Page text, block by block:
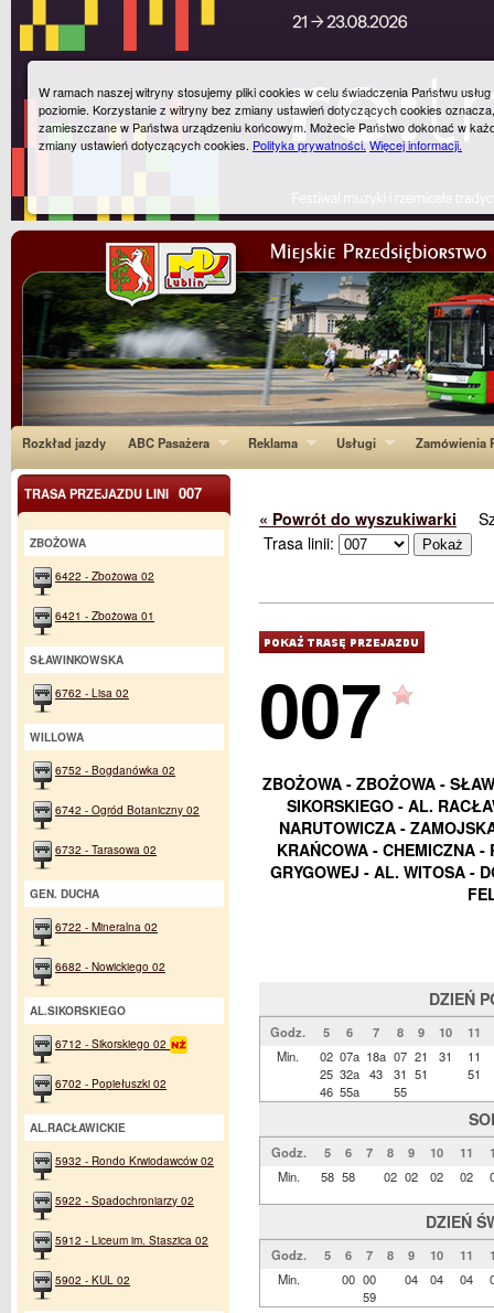
Rozkład jazdy ABC Pasażera Reklama Usługi Zamówienia
« Powrót do wyszukiwarki
Trasa linii:
007
ZBOŻOWA - ZBOŻOWA -
SIKORSKIEGO - AL.
NARUTOWICZA -
KRAŃCOWA - CHEMICZNA -
GRYGOWEJ - AL. WITOSA -
DZIEŃ
Godz. 5 6 7 8 9 10
11
Min.
02
25
46
07a
32a
55a
18a
43
07
31
55
21
51
31
11
51
Godz. 5 6 7 8 9 10 11
Min.
58 58 02 02 02 02
DZIEŃ
Godz. 5 6 7 8 9 10 11
Min.
00 00
59
04 04 04
TRASA PRZEJAZDU LINI 007
ZBOŻOWA
6422 - Zbożowa 02
6421 - Zbożowa 01
SŁAWINKOWSKA
6762 - Lisa 02
WILLOWA
6752 - Bogdanówka 02
6742 - Ogród Botaniczny 02
6732 - Tarasowa 02
GEN. DUCHA
6722 - Mineralna 02
6682 - Nowickiego 02
AL.SIKORSKIEGO
6712 - Sikorskiego 02
6702 - Popiełuszki 02
AL.RACŁAWICKIE
5932 - Rondo Krwiodawców 02
5922 - Spadochroniarzy 02
5912 - Liceum im. Staszica 02
5902 - KUL 02
W ramach naszej witryny stosujemy pliki cookies w celu świadczenia Państwu
poziomie. Korzystanie z witryny bez zmiany ustawień dotyczących cookies
zamieszczane w Państwa urządzeniu końcowym. Możecie Państwo dokonać w
zmiany ustawień dotyczących cookies. Polityka prywatności.Więcej informacji.